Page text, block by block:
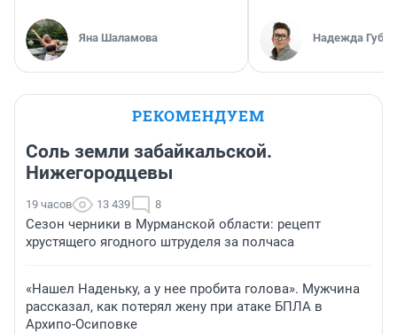
Яна Шаламова Надежда
РЕКОМЕНДУЕМ
Соль земли забайкальской.
Нижегородцевы
19 часов 13 439 8
Сезон черники в Мурманской области: рецепт
хрустящего ягодного штруделя за полчаса
«Нашел Наденьку, а у нее пробита голова». Мужчина
рассказал, как потерял жену при атаке БПЛА в
Архипо-Осиповке